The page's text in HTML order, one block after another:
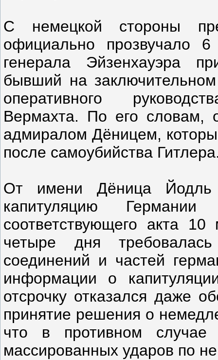
С немецкой стороны
официально прозвучало
генерала Эйзенхауэра
бывший на
оперативного
Вермахта. По его словам,
адмиралом Дёницем,
после самоубийства
От имени Дёница Йодль
капитуляцию
соответствующего акта
четыре дня
соединений и частей
информации о
отсрочку отказался даже
принятие решения о
что в противном случае
массированных ударов по